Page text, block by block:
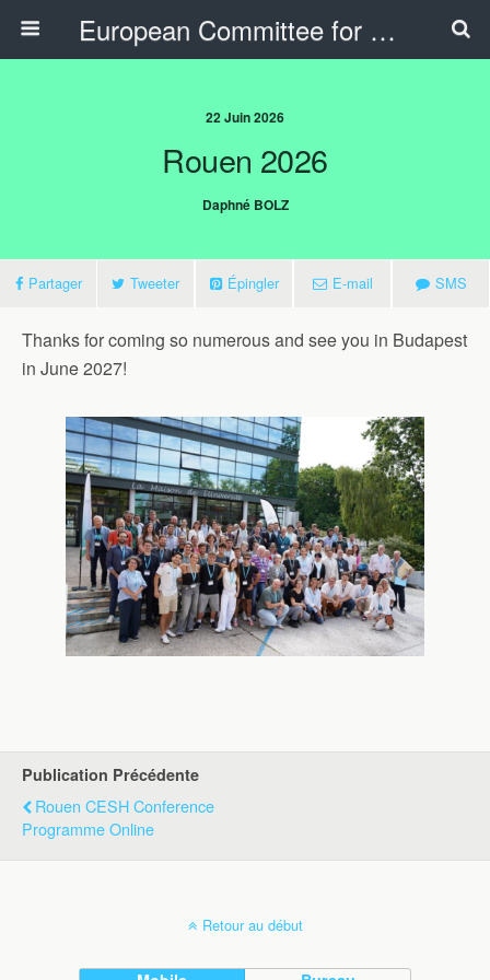
European Committee for Sports History
22 Juin 2026
Rouen 2026
Daphné BOLZ
Partager Tweeter Épingler E-mail SMS
Thanks for coming so numerous and see you in Budapest
in June 2027!
Publication Précédente
Rouen CESH Conference
Programme Online
Retour au début